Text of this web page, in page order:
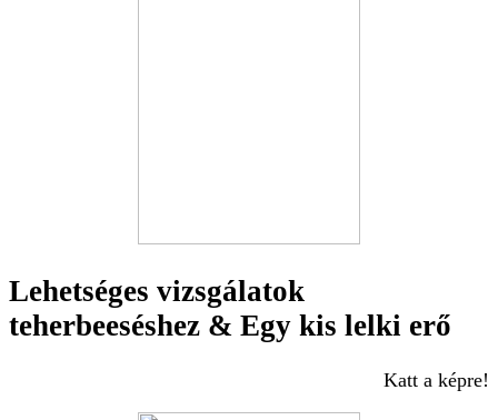
Lehetséges vizsgálatok
teherbeeséshez & Egy kis lelki erő
Katt a képre!